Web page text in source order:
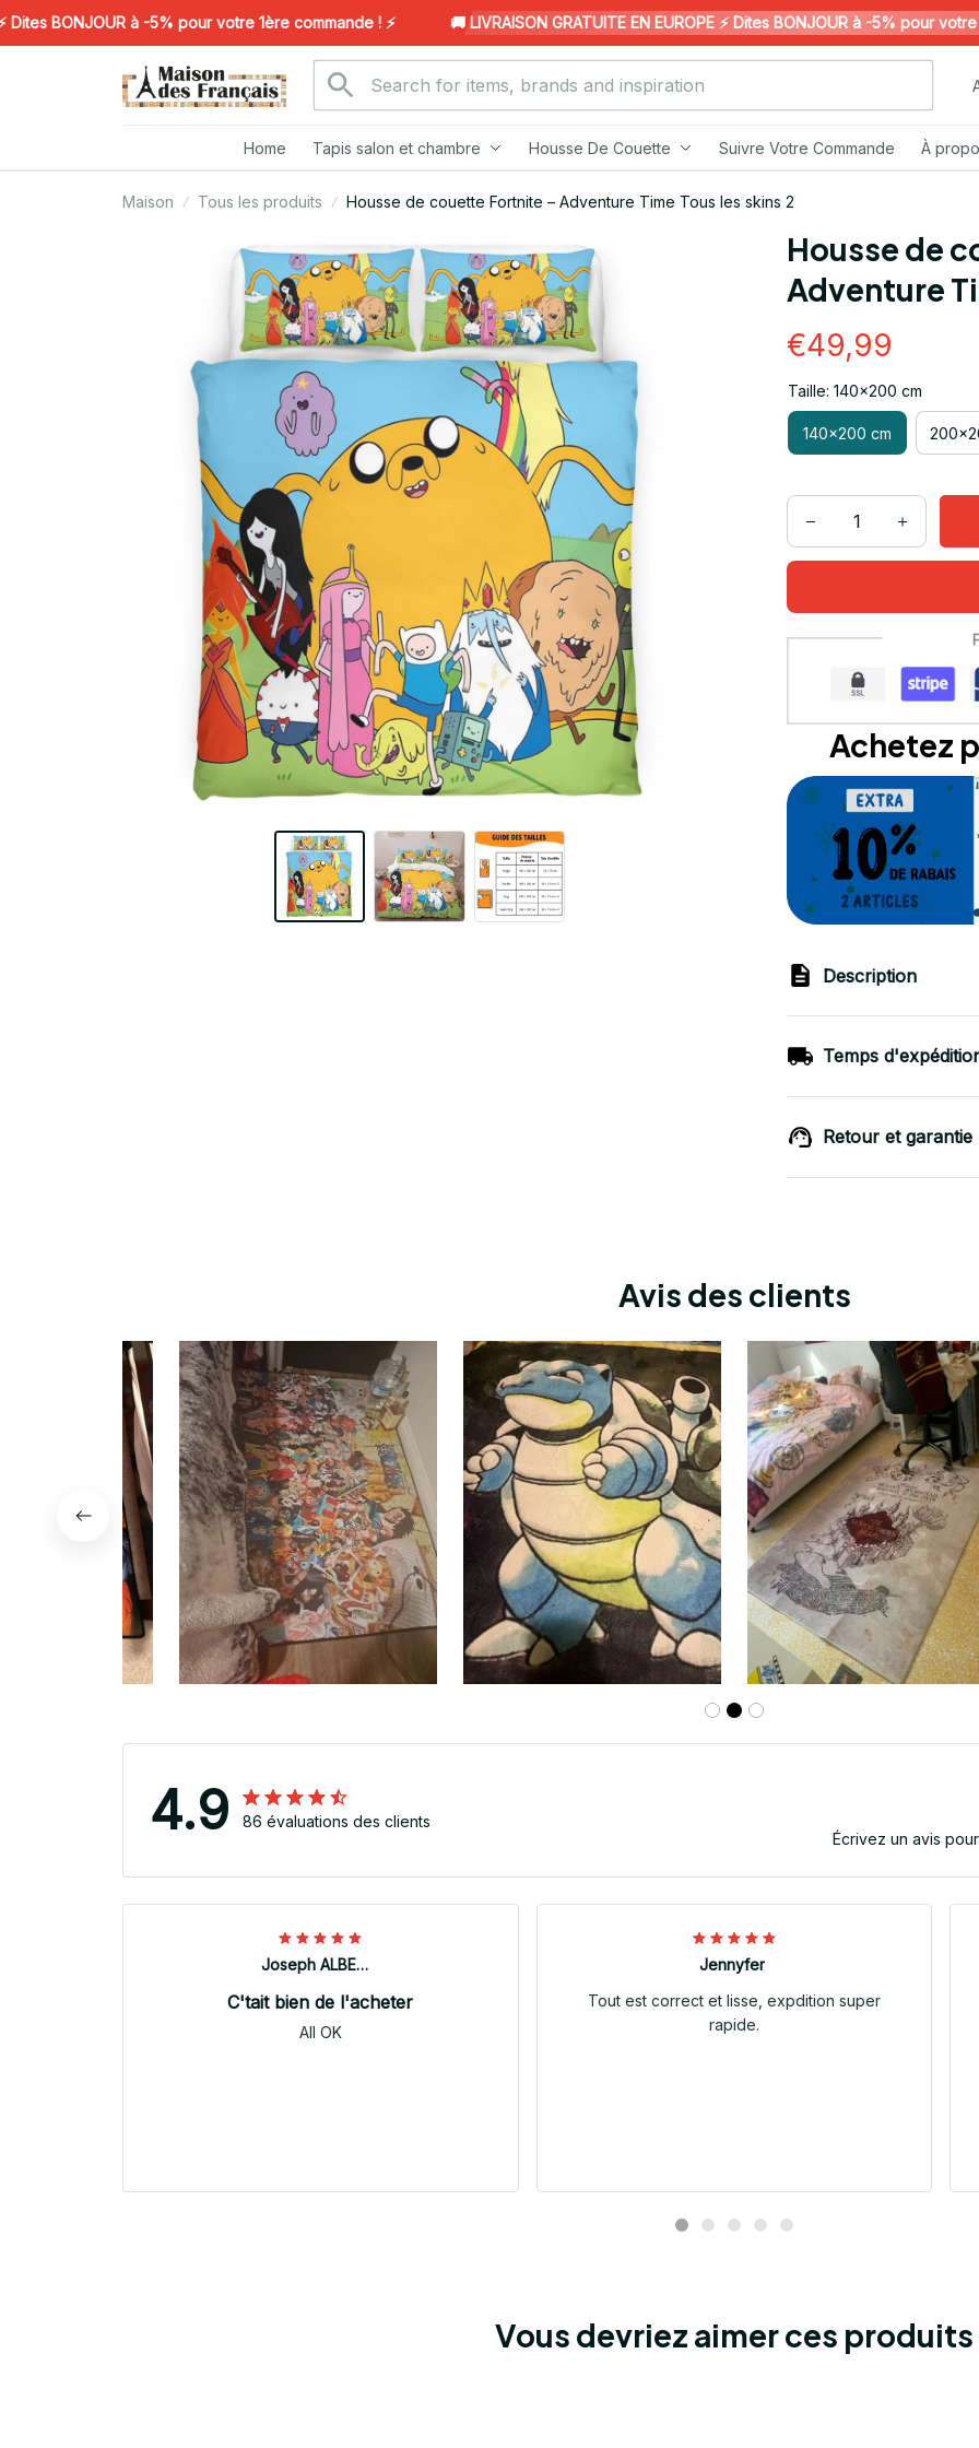
BONJOUR à -5% pour votre 1ère commande ! ⚡️ 🚚 LIVRAISON GRATUITE EN EUROPE ⚡️ Dites BONJOUR à -5% pour votre
Home Tapis salon et chambre Housse De Couette Suivre Votre Commande À
Maison Tous les produits Housse de couette Fortnite – Adventure Time Tous les skins 2
Housse de
Adventure
€49,99
Taille: 140x200 cm
140x200 cm
Achetez
Description
Temps
Retour et garantie
Avis des clients
4.9
86 évaluations des clients
Écrivez un avis
Joseph ALBERTINI
C'tait bien de l'acheter
All OK
Jennyfer
Tout est correct et lisse, expdition super
rapide.
Vous devriez aimer ces produits